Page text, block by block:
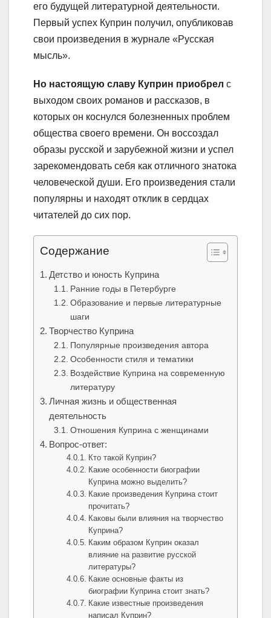
его будущей литературной деятельности.
Первый успех Куприн получил, опубликовав
свои произведения в журнале «Русская
мысль».
Но настоящую славу Куприн приобрел с
выходом своих романов и рассказов, в
которых он коснулся болезненных проблем
общества своего времени. Он воссоздал
образы русской и зарубежной жизни и успел
зарекомендовать себя как отличного знатока
человеческой души. Его произведения стали
популярны и находят отклик в сердцах
читателей до сих пор.
Содержание
Детство и юность Куприна
Ранние годы в Петербурге
Образование и первые литературные
шаги
Творчество Куприна
Популярные произведения автора
Особенности стиля и тематики
Воздействие Куприна на современную
литературу
Личная жизнь и общественная
деятельность
Отношения Куприна с женщинами
Вопрос-ответ:
Кто такой Куприн?
Какие особенности биографии
Куприна можно выделить?
Какие произведения Куприна стоит
прочитать?
Каковы были влияния на творчество
Куприна?
Каким образом Куприн оказал
влияние на развитие русской
литературы?
Какие основные факты из
биографии Куприна стоит знать?
Какие известные произведения
написал Куприн?